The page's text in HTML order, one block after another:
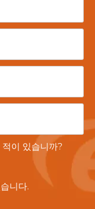
이 있습니까?
니다.